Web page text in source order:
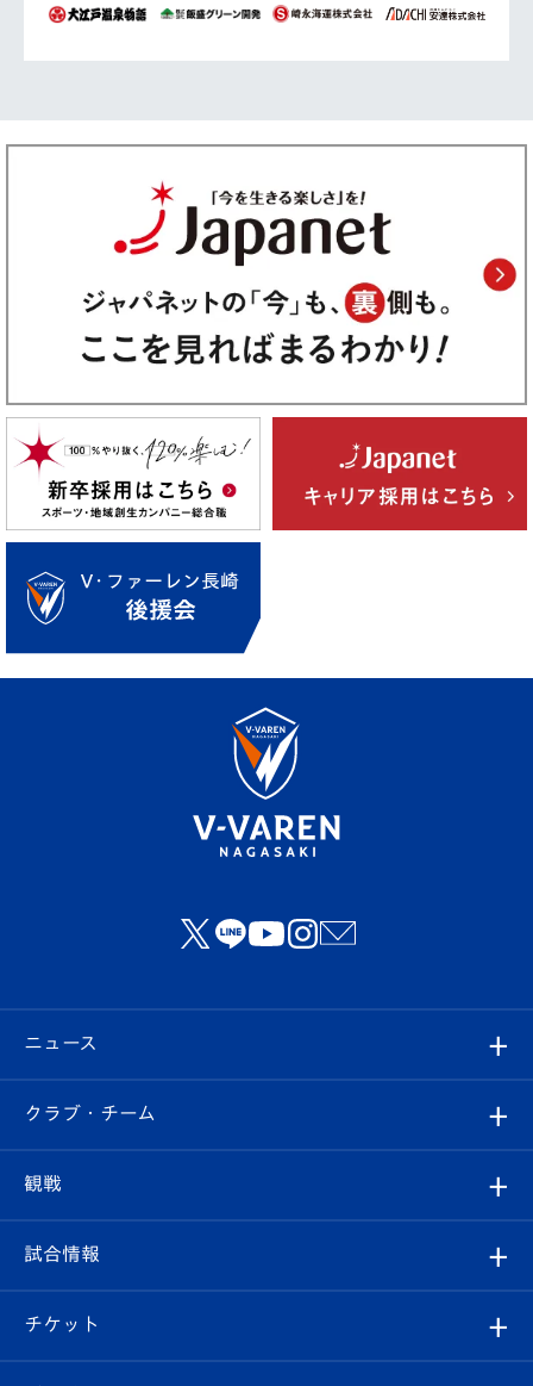
ニュース
すべて
クラブ
試合情報
クラブ・チーム
クラブ概要
エンブレム紹介
観戦
観戦ルール
はじめての観戦ガイド
試合情報
試合日程/結果
チケット